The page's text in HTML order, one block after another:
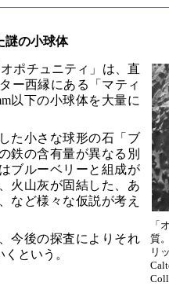
謎の小球体
「
質
リ
ポチュニティ」は、直
ー西縁にある「マティ
以下の小球体を大量に
た小さな球形の石「ブ
鉄の含有量が異なる別
ブルーベリーと組成が
火山灰が固結した、あ
など様々な仮説が考え
今後の探査によりそれ
という。